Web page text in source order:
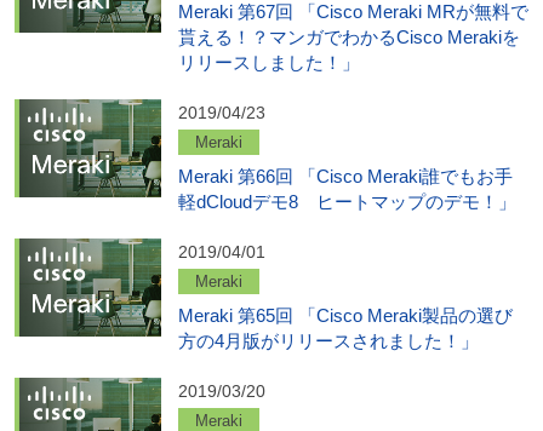
Meraki 第67回 「Cisco Meraki MRが無料で
貰える！？マンガでわかるCisco Merakiを
リリースしました！」
2019/04/23
Meraki
Meraki 第66回 「Cisco Meraki誰でもお手
軽dCloudデモ8 ヒートマップのデモ！」
2019/04/01
Meraki
Meraki 第65回 「Cisco Meraki製品の選び
方の4月版がリリースされました！」
2019/03/20
Meraki